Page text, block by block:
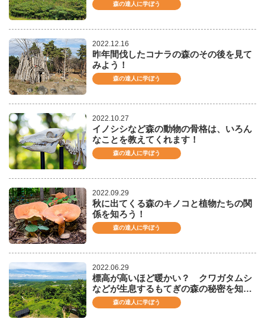
森の達人に学ぼう
2022.12.16
昨年間伐したコナラの森のその後を見て
みよう！
森の達人に学ぼう
2022.10.27
イノシシなど森の動物の骨格は、いろん
なことを教えてくれます！
森の達人に学ぼう
2022.09.29
秋に出てくる森のキノコと植物たちの関
係を知ろう！
森の達人に学ぼう
2022.06.29
標高が高いほど暖かい？ クワガタムシ
などが生息するもてぎの森の秘密を知…
森の達人に学ぼう